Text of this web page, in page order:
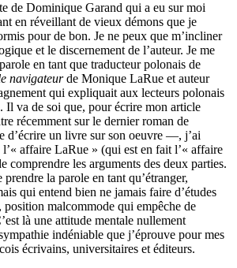
de Dominique Garand qui a eu sur moi
en réveillant de vieux démons que je
pour de bon. Je ne peux que m’incliner
et le discernement de l’auteur. Je me
en tant que traducteur polonais de
navigateurde Monique LaRue et auteur
qui expliquait aux lecteurs polonais
Il va de soi que, pour écrire mon article
récemment sur le dernier roman de
d’écrire un livre sur son oeuvre —, j’ai
affaire LaRue » (qui est en fait l’« affaire
comprendre les arguments des deux parties.
prendre la parole en tant qu’étranger,
qui entend bien ne jamais faire d’études
position malcommode qui empêche de
là une attitude mentale nullement
indéniable que j’éprouve pour mes
écrivains, universitaires et éditeurs.